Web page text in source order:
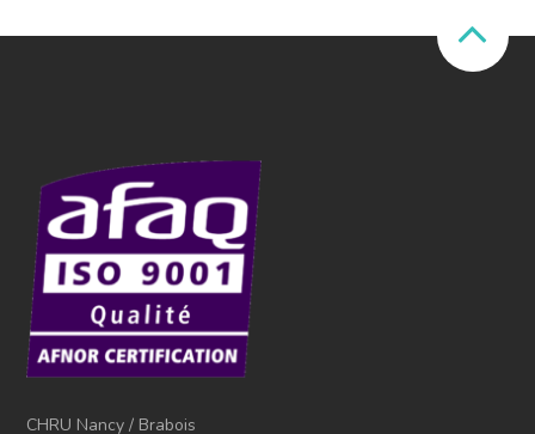
CHRU Nancy / Brabois